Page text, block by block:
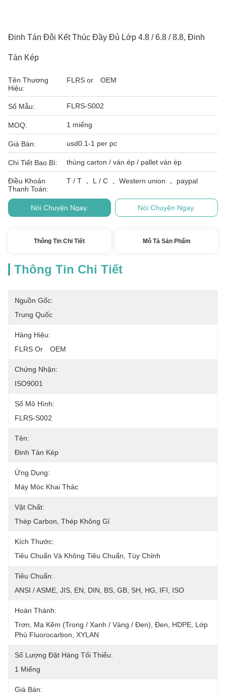
Đinh Tán Đôi Kết Thúc Đầy Đủ Lớp 4.8 / 6.8 / 8.8, Đinh
Tán Kép
Tên Thương
Hiệu:
FLRS or OEM
Số Mẫu: FLRS-S002
MOQ: 1 miếng
Giá Bán: usd0.1-1 per pc
Chi Tiết Bao Bì: thùng carton / ván ép / pallet ván ép
Điều Khoản
Thanh Toán:
T / T ， L / C ， Western union ， paypal
Nói Chuyện Ngay. Nói Chuyện Ngay.
Thông Tin Chi Tiết Mô Tả Sản Phẩm
Thông Tin Chi Tiết
Nguồn Gốc:
Trung Quốc
Hàng Hiệu:
FLRS Or　OEM
Chứng Nhận:
ISO9001
Số Mô Hình:
FLRS-S002
Tên:
Đinh Tán Kép
Ứng Dụng:
Máy Móc Khai Thác
Vật Chất:
Thép Carbon, Thép Không Gỉ
Kích Thước:
Tiêu Chuẩn Và Không Tiêu Chuẩn, Tùy Chỉnh
Tiêu Chuẩn:
ANSI / ASME, JIS, EN, DIN, BS, GB, SH, HG, IFI, ISO
Hoàn Thành:
Trơn, Mạ Kẽm (trong / Xanh / Vàng / Đen), Đen, HDPE, Lớp
Phủ Fluorocarbon, XYLAN
Số Lượng Đặt Hàng Tối Thiểu:
1 Miếng
Giá Bán: